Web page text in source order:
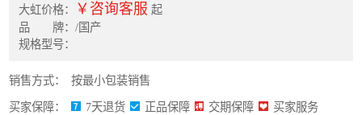
大虹价格： ￥咨询客服 起
品 牌：/国产
规格型号：
销售方式： 按最小包装销售
买家保障： 7天退货 正品保障 交期保障 买家服务